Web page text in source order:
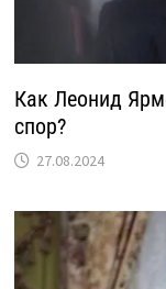
Как Леонид
спор?
27.08.2024